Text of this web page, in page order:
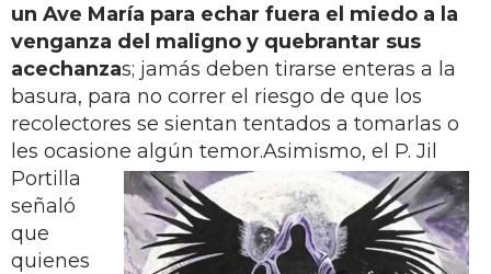
un Ave María para echar fuera el miedo a la
venganza del maligno y quebrantar sus
acechanzas; jamás deben tirarse enteras a la
basura, para no correr el riesgo de que los
recolectores se sientan tentados a tomarlas o
les ocasione algún temor.Asimismo, el P. Jil
Portilla
señaló
que
quienes